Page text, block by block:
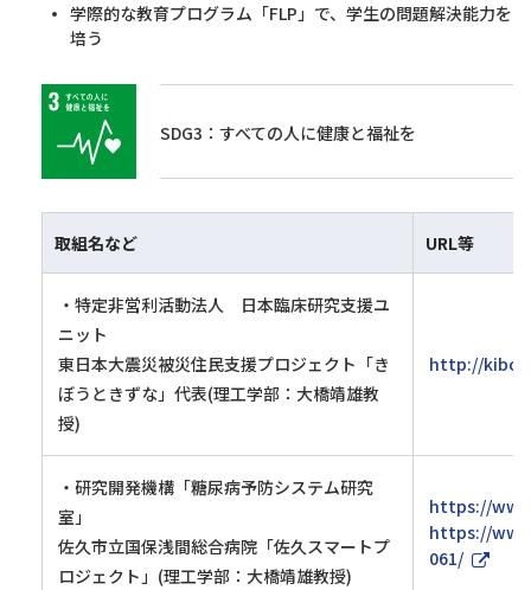
学際的な教育プログラム「FLP」で、学生の問題解決能力を
培う
SDG3：すべての人に健康と福祉を
取組名など URL等
・特定非営利活動法人 日本臨床研究支援ユ
ニット
東日本大震災被災住民支援プロジェクト「き
ぼうときずな」代表(理工学部：大橋靖雄教
授)
http://
・研究開発機構「糖尿病予防システム研究
室」
佐久市立国保浅間総合病院「佐久スマートプ
ロジェクト」(理工学部：大橋靖雄教授)
https://
https://
061/